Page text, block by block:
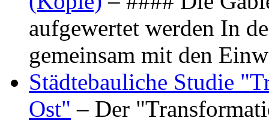
aufgewertet werden In
gemeinsam mit den
Städtebauliche Studie
Ost" – Der